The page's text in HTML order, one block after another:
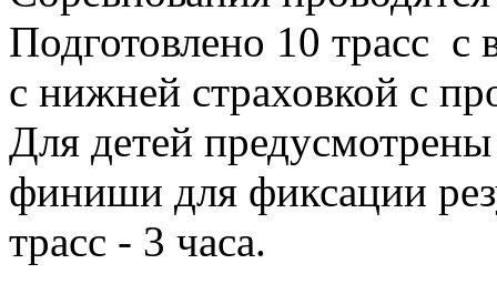
Подготовлено 10 трасс с
с нижней страховкой с
Для детей
финиши для фиксации
трасс - 3 часа.